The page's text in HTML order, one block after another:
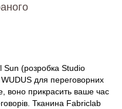
Sun (розробка Studio
для переговорних
воно прикрасить ваше час
Тканина Fabriclab